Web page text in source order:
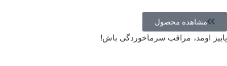
مشاهده محصول
پاییز اومد، مراقب سرماخوردگی باش!